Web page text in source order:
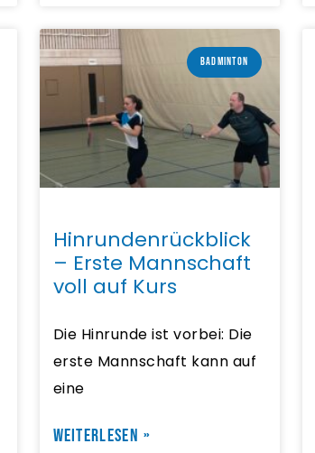
BADMINTON
Hinrundenrückblick
– Erste Mannschaft
voll auf Kurs
Die Hinrunde ist vorbei: Die
erste Mannschaft kann auf
eine
WEITERLESEN »